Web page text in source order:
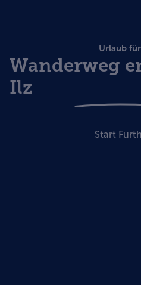
Urlaub
Wanderweg
Ilz
Start